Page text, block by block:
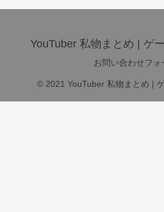
YouTuber 私物まとめ | ゲ
お問い合わせフォ
© 2021 YouTuber 私物まとめ |